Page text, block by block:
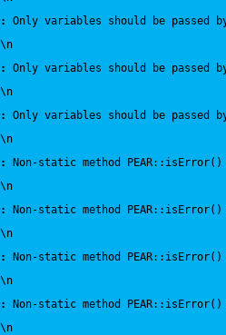
:
Only variables should be passed
\n
:
Only variables should be passed
\n
:
Only variables should be passed
\n
:
Non-static method
\n
:
Non-static method
\n
:
Non-static method
\n
:
Non-static method
\n